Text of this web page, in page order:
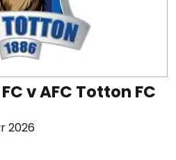
v AFC Totton FC
2026